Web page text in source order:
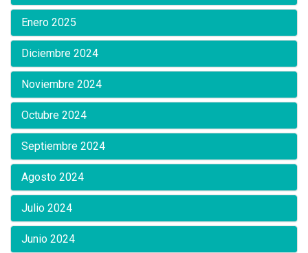
Enero 2025
Diciembre 2024
Noviembre 2024
Octubre 2024
Septiembre 2024
Agosto 2024
Julio 2024
Junio 2024